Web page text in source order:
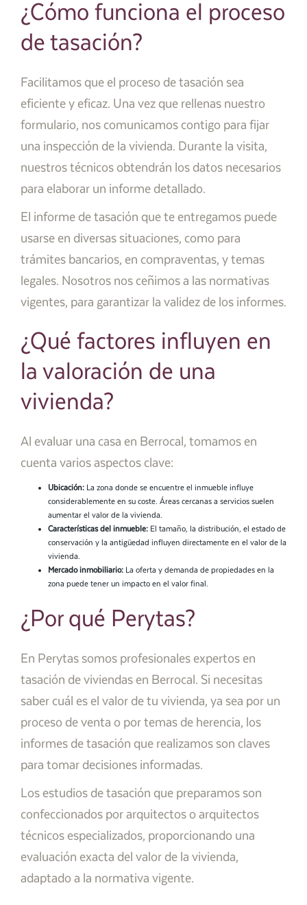
¿Cómo funciona el proceso
de tasación?
Facilitamos que el proceso de tasación sea
eficiente y eficaz. Una vez que rellenas nuestro
formulario, nos comunicamos contigo para fijar
una inspección de la vivienda. Durante la visita,
nuestros técnicos obtendrán los datos necesarios
para elaborar un informe detallado.
El informe de tasación que te entregamos puede
usarse en diversas situaciones, como para
trámites bancarios, en compraventas, y temas
legales. Nosotros nos ceñimos a las normativas
vigentes, para garantizar la validez de los informes.
¿Qué factores influyen en
la valoración de una
vivienda?
Al evaluar una casa en Berrocal, tomamos en
cuenta varios aspectos clave:
Ubicación: La zona donde se encuentre el inmueble influye
considerablemente en su coste. Áreas cercanas a servicios suelen
aumentar el valor de la vivienda.
Características del inmueble: El tamaño, la distribución, el estado de
conservación y la antigüedad influyen directamente en el valor de la
vivienda.
Mercado inmobiliario: La oferta y demanda de propiedades en la
zona puede tener un impacto en el valor final.
¿Por qué Perytas?
En Perytas somos profesionales expertos en
tasación de viviendas en Berrocal. Si necesitas
saber cuál es el valor de tu vivienda, ya sea por un
proceso de venta o por temas de herencia, los
informes de tasación que realizamos son claves
para tomar decisiones informadas.
Los estudios de tasación que preparamos son
confeccionados por arquitectos o arquitectos
técnicos especializados, proporcionando una
evaluación exacta del valor de la vivienda,
adaptado a la normativa vigente.